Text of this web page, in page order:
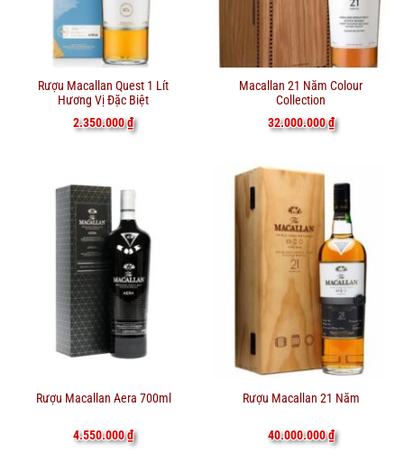
Rượu Macallan Quest 1 Lít
Hương Vị Đặc Biệt
2.350.000₫
Macallan 21 Năm Colour
Collection
32.000.000₫
Rượu Macallan Aera 700ml
4.550.000₫
Rượu Macallan 21 Năm
40.000.000₫